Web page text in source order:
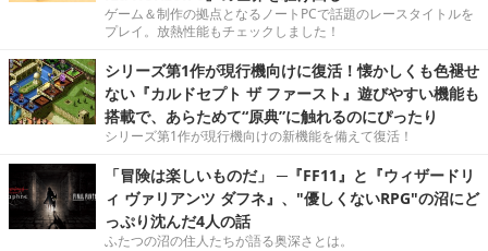
ゲーム＆制作の拠点となるノートPCで話題のレースタイトルを
プレイ。放熱性能もチェックしました！
シリーズ第1作が現行機向けに復活！懐かしくも色褪せ
ない『カルドセプト ザ ファースト』遊びやすい機能も
搭載で、あらためて“原典”に触れるのにぴったり
シリーズ第1作が現行機向けの新機能を備えて復活！
「冒険は楽しいものだ」 ─『FF11』と『ウィザードリ
ィ ヴァリアンツ ダフネ』、"優しくないRPG"の沼にど
っぷり沈んだ4人の話
ふたつの沼の住人たちが語る奥深さとは。